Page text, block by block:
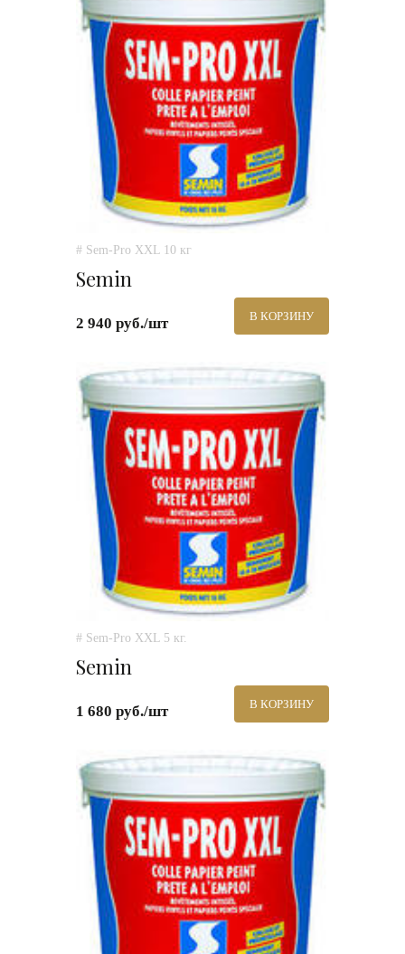
# Sem-Pro XXL 10 кг
Semin
2 940 руб./шт В КОРЗИНУ
# Sem-Pro XXL 5 кг.
Semin
1 680 руб./шт В КОРЗИНУ